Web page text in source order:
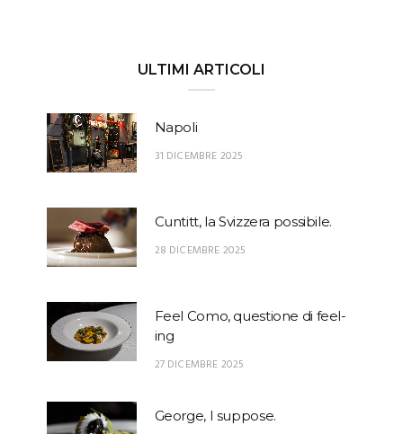
ULTIMI ARTICOLI
Napoli
31 DICEMBRE 2025
Cuntitt, la Svizzera possibile.
28 DICEMBRE 2025
Feel Como, questione di feel-
ing
27 DICEMBRE 2025
George, I suppose.